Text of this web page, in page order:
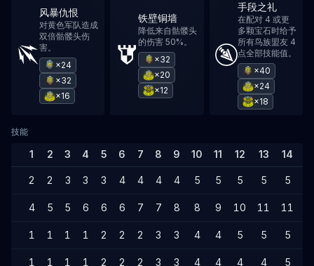
风暴仇恨
对黄色军队造成
双倍骷髅头伤
害。
×24
×32
×16
铁壁铜墙
降低来自骷髅头
的伤害 50%。
×32
×20
×12
手段之礼
在配对 4 或更
多颗宝石时给予
所有鸟族盟友 4
点全部技能值。
×40
×24
×18
技能
1 2 3 4 5 6 7 8 9 10 11 12 13 14
2 2 3 3 3 4 4 4 4 5 5 5 5 5
4 5 5 6 6 6 7 7 8 8 9 10 11 11
1 1 1 1 2 2 2 3 3 4 4 5 5 5
1 1 1 1 2 2 2 3 3 4 4 4 4 5